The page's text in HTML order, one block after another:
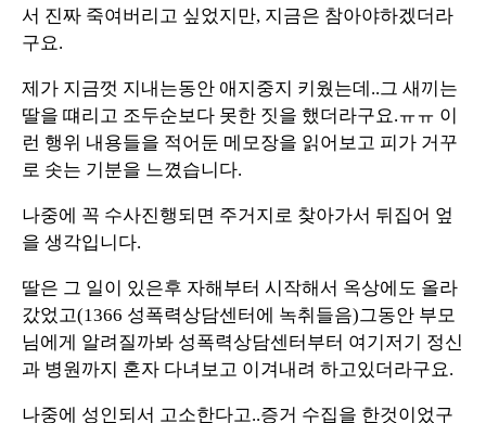
서 진짜 죽여버리고 싶었지만, 지금은 참아야하겠더라
구요.
제가 지금껏 지내는동안 애지중지 키웠는데..그 새끼는
딸을 떄리고 조두순보다 못한 짓을 했더라구요.ㅠㅠ 이
런 행위 내용들을 적어둔 메모장을 읽어보고 피가 거꾸
로 솟는 기분을 느꼈습니다.
나중에 꼭 수사진행되면 주거지로 찾아가서 뒤집어 엎
을 생각입니다.
딸은 그 일이 있은후 자해부터 시작해서 옥상에도 올라
갔었고(1366 성폭력상담센터에 녹취들음)그동안 부모
님에게 알려질까봐 성폭력상담센터부터 여기저기 정신
과 병원까지 혼자 다녀보고 이겨내려 하고있더라구요.
나중에 성인되서 고소한다고..증거 수집을 한것이었구